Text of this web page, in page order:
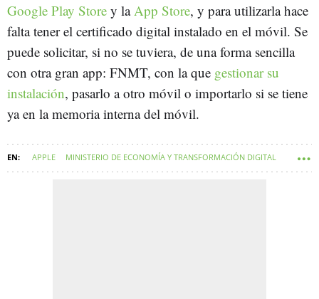
Google Play Store y la App Store, y para utilizarla hace
falta tener el certificado digital instalado en el móvil. Se
puede solicitar, si no se tuviera, de una forma sencilla
con otra gran app: FNMT, con la que gestionar su
instalación, pasarlo a otro móvil o importarlo si se tiene
ya en la memoria interna del móvil.
APPLE MINISTERIO DE ECONOMÍA Y TRANSFORMACIÓN DIGITAL